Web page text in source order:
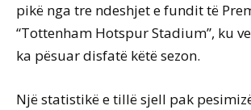
pikë nga tre ndeshjet e fundit të
“Tottenham Hotspur Stadium”, ku
ka pësuar disfatë këtë sezon.
Një statistikë e tillë sjell pak